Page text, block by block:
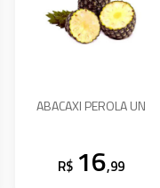
ABACAXI PEROLA UN
R$ 16,99